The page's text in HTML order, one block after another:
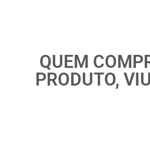
QUEM
PRODUTO,